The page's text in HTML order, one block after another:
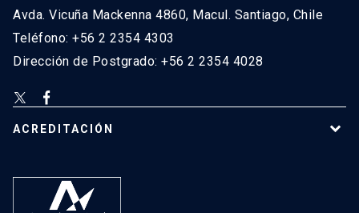
Avda. Vicuña Mackenna 4860, Macul. Santiago, Chile
Teléfono: +56 2 2354 4303
Dirección de Postgrado: +56 2 2354 4028
ACREDITACIÓN